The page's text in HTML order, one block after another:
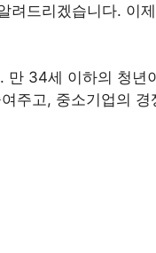
려드리겠습니다. 이
만 34세 이하의 청년
주고, 중소기업의 경